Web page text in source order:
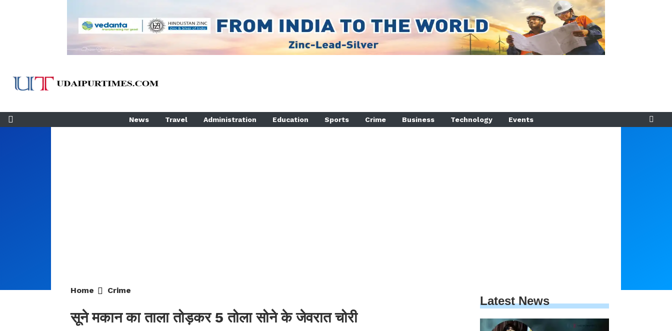
News Travel Administration Education Sports Crime Business Technology Events
Home Crime
सूने मकान का ताला तोड़कर 5 तोला सोने के जेवरात चोरी
Latest News